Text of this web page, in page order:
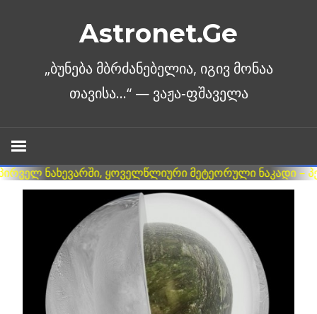
Astronet.Ge